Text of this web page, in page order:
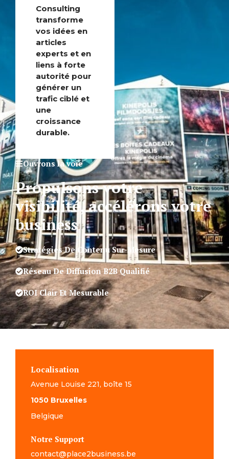
Ouvrons la voie
Propulsons votre
visibilité, accélérons votre
business
Stratégies De Contenu Sur-Mesure
Réseau De Diffusion B2B Qualifié
ROI Clair Et Mesurable
Consulting
transforme
vos idées en
articles
experts et en
liens à forte
autorité pour
générer un
trafic ciblé et
une
croissance
durable.
Localisation
Avenue Louise 221, boîte 15
1050 Bruxelles
Belgique
Notre Support
contact@place2business.be